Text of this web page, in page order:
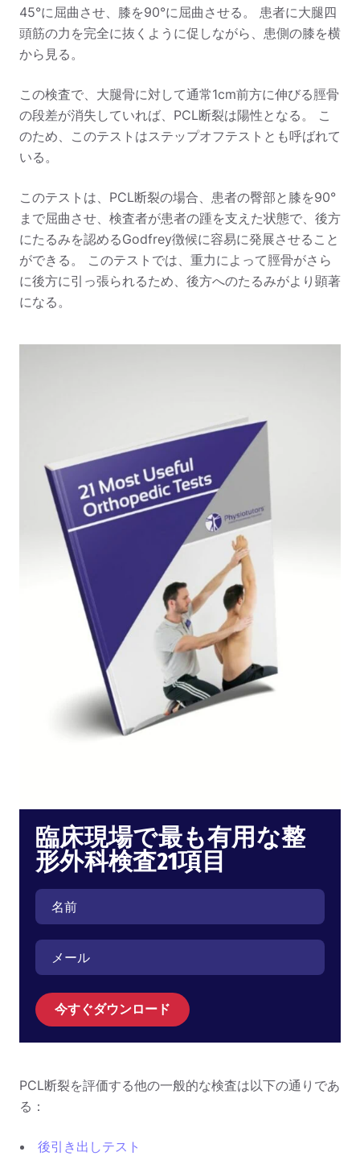
45°に屈曲させ、膝を90°に屈曲させる。 患者に大腿四
頭筋の力を完全に抜くように促しながら、患側の膝を横
から見る。
この検査で、大腿骨に対して通常1cm前方に伸びる脛骨
の段差が消失していれば、PCL断裂は陽性となる。 こ
のため、このテストはステップオフテストとも呼ばれて
いる。
このテストは、PCL断裂の場合、患者の臀部と膝を90°
まで屈曲させ、検査者が患者の踵を支えた状態で、後方
にたるみを認めるGodfrey徴候に容易に発展させること
ができる。 このテストでは、重力によって脛骨がさら
に後方に引っ張られるため、後方へのたるみがより顕著
になる。
臨床現場で最も有用な整
形外科検査21項目
今すぐダウンロード
PCL断裂を評価する他の一般的な検査は以下の通りであ
る：
後引き出しテスト